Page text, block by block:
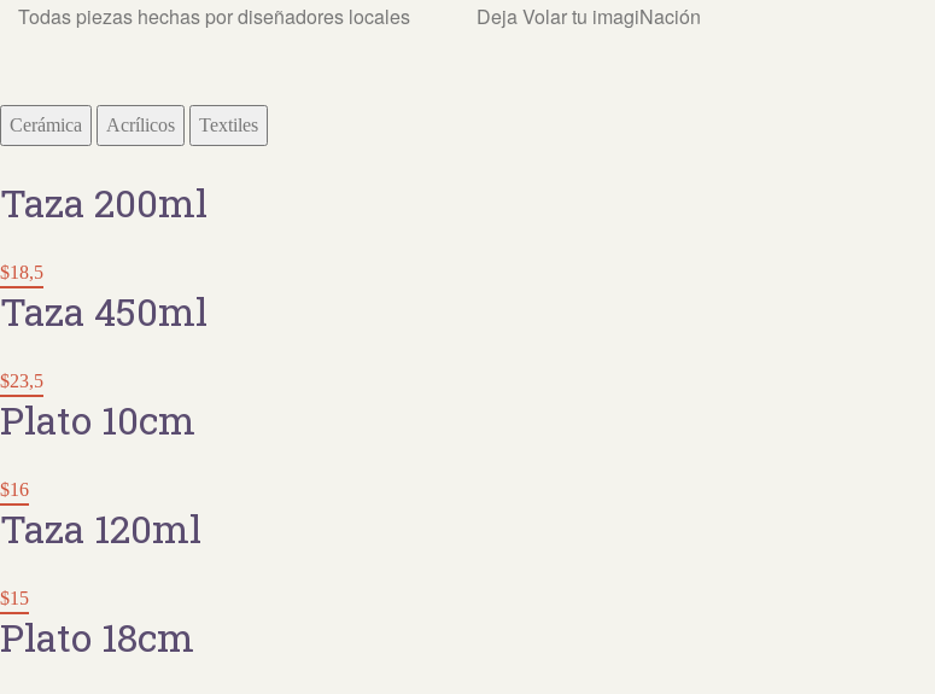
Todas piezas hechas por diseñadores locales Deja Volar tu imagiNación
Cerámica Acrílicos Textiles
Taza 200ml
$18,5
Taza 450ml
$23,5
Plato 10cm
$16
Taza 120ml
$15
Plato 18cm